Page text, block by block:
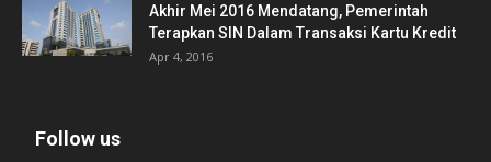
Akhir Mei 2016 Mendatang, Pemerintah
Terapkan SIN Dalam Transaksi Kartu Kredit
Apr 4, 2016
Follow us